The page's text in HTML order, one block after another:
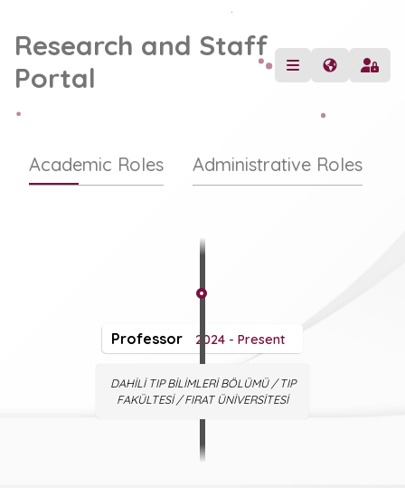
Research and Staff
Portal
Academic Roles Administrative Roles
Professor 2024 - Present
DAHİLİ TIP BİLİMLERİ BÖLÜMÜ / TIP
FAKÜLTESİ / FIRAT ÜNİVERSİTESİ